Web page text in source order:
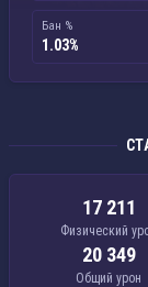
Бан %
1.03%
17 211
Физический
20 349
Общий урон